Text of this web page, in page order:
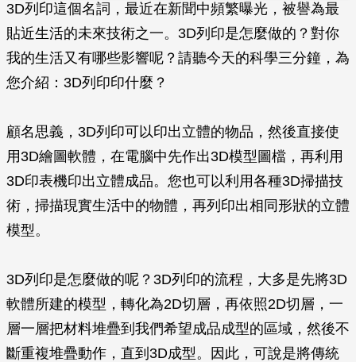
3D列印這個名詞，最近在新聞中頻繁曝光，被譽為最
貼近生活的未來技術之一。3D列印是怎麼做的？對你
我的生活又有哪些影響呢？請聽今天的科學三分鐘，為
您介紹：3D列印印什麼？
顧名思義，3D列印可以印出立體的物品，然後直接使
用3D繪圖軟體，在電腦中先作出3D模型圖檔，再利用
3D印表機印出立體成品。您也可以利用各種3D掃描技
術，掃描現實生活中的物體，再列印出相同形狀的立體
模型。
3D列印是怎麼做的呢？3D列印的流程，大多是先將3D
軟體所建的模型，轉化為2D切層，再依照2D切層，一
層一層把材料堆疊到我們希望成品成型的區域，然後不
斷重複堆疊動作，直到3D成型。因此，可說是將傳統